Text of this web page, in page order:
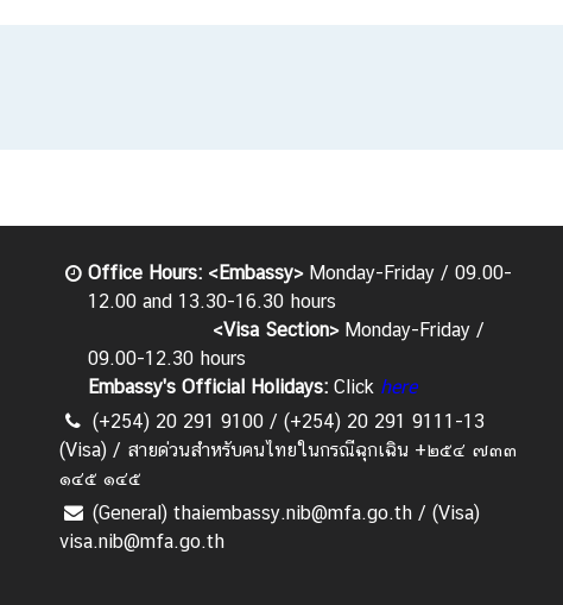
Office Hours: <Embassy>Monday-Friday / 09.00-
12.00 and 13.30-16.30 hours
<Visa Section>Monday-Friday /
09.00-12.30 hours
Embassy's Official Holidays: Click here
(+254) 20 291 9100 / (+254) 20 291 9111-13
(Visa) / สายด่วนสำหรับคนไทยในกรณีฉุกเฉิน +๒๕๔ ๗๓๓
๑๔๕ ๑๔๕
(General) thaiembassy.nib@mfa.go.th / (Visa)
visa.nib@mfa.go.th